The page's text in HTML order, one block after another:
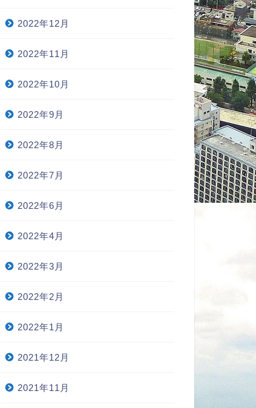
2022年12月
2022年11月
2022年10月
2022年9月
2022年8月
2022年7月
2022年6月
2022年4月
2022年3月
2022年2月
2022年1月
2021年12月
2021年11月